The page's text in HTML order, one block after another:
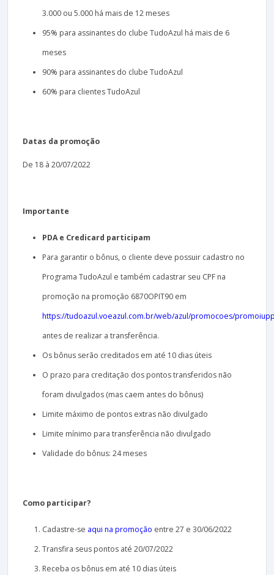
3.000 ou 5.000 há mais de 12 meses
95% para assinantes do clube TudoAzul há mais de 6
meses
90% para assinantes do clube TudoAzul
60% para clientes TudoAzul
Datas da promoção
De 18 à 20/07/2022
Importante
PDA e Credicard participam
Para garantir o bônus, o cliente deve possuir cadastro no
Programa TudoAzul e também cadastrar seu CPF na
promoção na promoção 6870OPIT90 em
https://tudoazul.voeazul.com.br/web/azul/promocoes/
antes de realizar a transferência.
Os bônus serão creditados em até 10 dias úteis
O prazo para creditação dos pontos transferidos não
foram divulgados (mas caem antes do bônus)
Limite máximo de pontos extras não divulgado
Limite mínimo para transferência não divulgado
Validade do bônus: 24 meses
Como participar?
Cadastre-se aqui na promoção entre 27 e 30/06/2022
Transfira seus pontos até 20/07/2022
Receba os bônus em até 10 dias úteis